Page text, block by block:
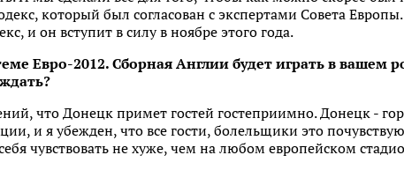
который был согласован с экспертами Совета
и он вступит в силу в ноябре этого года.
Евро-2012. Сборная Англии будет играть в вашем
что Донецк примет гостей гостеприимно. Донецк -
и я убежден, что все гости, болельщики это
чувствовать не хуже, чем на любом европейском